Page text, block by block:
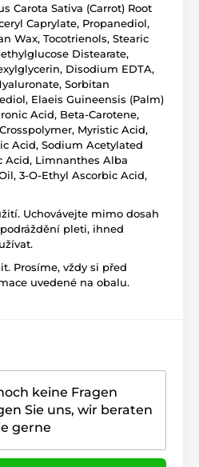
Carota Sativa (Carrot) Root
Caprylate, Propanediol,
Wax, Tocotrienols, Stearic
Distearate,
Disodium EDTA,
Sorbitan
Elaeis Guineensis (Palm)
Acid, Beta-Carotene,
Myristic Acid,
Acid, Sodium Acetylated
Acid, Limnanthes Alba
3-O-Ethyl Ascorbic Acid,
Uchovávejte mimo dosah
pleti, ihned
Prosíme, vždy si před
uvedené na obalu.
keine Fragen
Sie uns, wir beraten
gerne